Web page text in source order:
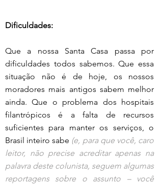
Dificuldades:
Que a nossa Santa Casa passa por
dificuldades todos sabemos. Que essa
situação não é de hoje, os nossos
moradores mais antigos sabem melhor
ainda. Que o problema dos hospitais
filantrópicos é a falta de recursos
suficientes para manter os serviços, o
Brasil inteiro sabe (e, para que você, caro
leitor, não precise acreditar apenas na
palavra deste colunista, seguem algumas
reportagens sobre o assunto – você